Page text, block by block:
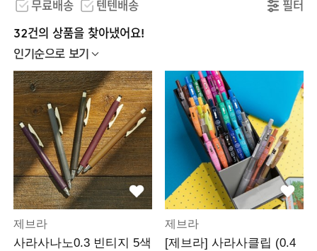
무료배송 텐텐배송 필터
32건의 상품을 찾아냈어요!
인기순으로 보기
제브라
사라사나노0.3 빈티지 5색
제브라
[제브라] 사라사클립 (0.4